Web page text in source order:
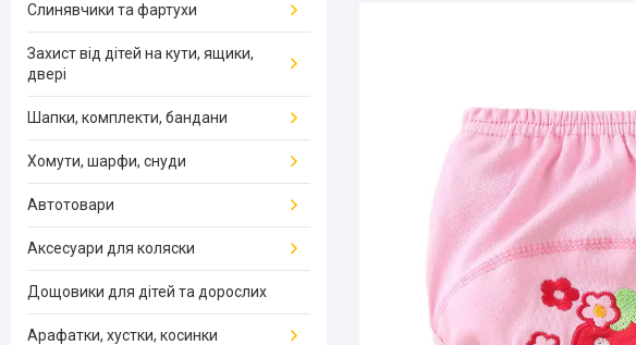
Слинявчики та фартухи
Захист від дітей на кути, ящики,
двері
Шапки, комплекти, бандани
Хомути, шарфи, снуди
Автотовари
Аксесуари для коляски
Дощовики для дітей та дорослих
Арафатки, хустки, косинки